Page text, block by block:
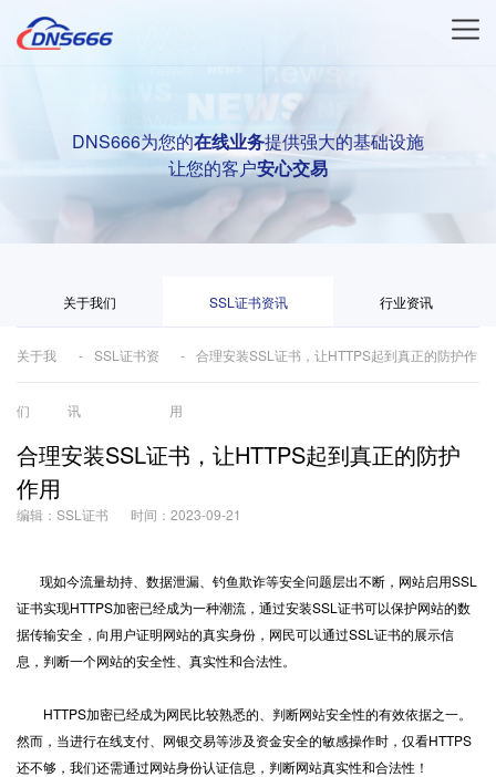
DNS666为您的在线业务提供强大的基础设施
让您的客户安心交易
关于我们 SSL证书资讯 行业资讯
关于我
们
SSL证书资
讯
合理安装SSL证书，让HTTPS起到真正的防护作
用
合理安装SSL证书，让HTTPS起到真正的防护
作用
编辑：SSL证书 时间：2023-09-21
现如今流量劫持、数据泄漏、钓鱼欺诈等安全问题层出不断，网站启用SSL
证书实现HTTPS加密已经成为一种潮流，通过安装SSL证书可以保护网站的数
据传输安全，向用户证明网站的真实身份，网民可以通过SSL证书的展示信
息，判断一个网站的安全性、真实性和合法性。
HTTPS加密已经成为网民比较熟悉的、判断网站安全性的有效依据之一。
然而，当进行在线支付、网银交易等涉及资金安全的敏感操作时，仅看HTTPS
还不够，我们还需通过网站身份认证信息，判断网站真实性和合法性！